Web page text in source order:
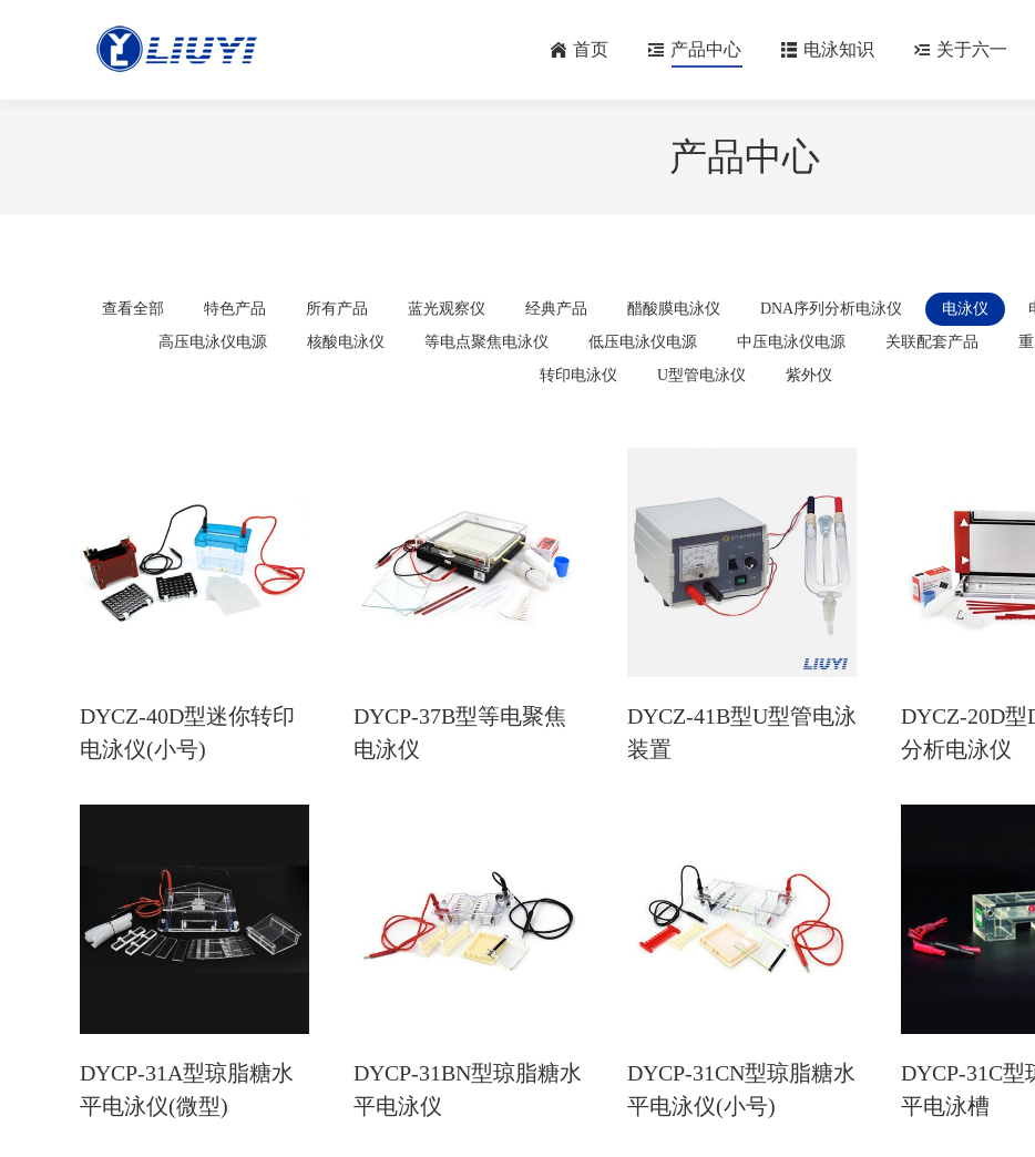
首页 产品中心 电泳知识 关于六一
产品中心
查看全部 特色产品 所有产品 蓝光观察仪 经典产品 醋酸膜电泳仪 DNA序列分析电泳仪 电泳仪
高压电泳仪电源
核酸电泳仪 等电点聚焦电泳仪 低压电泳仪电源 中压电泳仪电源 关联配套产品
转印电泳仪
U型管电泳仪 紫外仪
DYCZ-40D型迷你转印
电泳仪(小号)
DYCP-37B型等电聚焦
电泳仪
DYCZ-41B型U型管电泳
装置
DYCZ-20D型
分析电泳仪
DYCP-31A型琼脂糖水
平电泳仪(微型)
DYCP-31BN型琼脂糖水
平电泳仪
DYCP-31CN型琼脂糖水
平电泳仪(小号)
DYCP-31C型
平电泳槽